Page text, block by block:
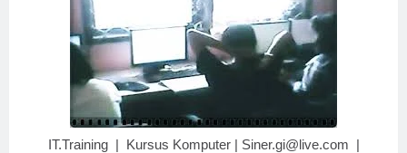
IT.Training | Kursus Komputer | Siner.gi@live.com |